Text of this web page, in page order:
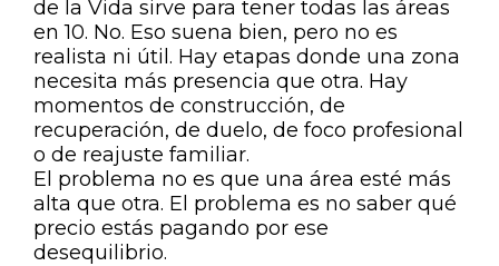
de la Vida sirve para tener todas las áreas
en 10. No. Eso suena bien, pero no es
realista ni útil. Hay etapas donde una zona
necesita más presencia que otra. Hay
momentos de construcción, de
recuperación, de duelo, de foco profesional
o de reajuste familiar.
El problema no es que una área esté más
alta que otra. El problema es no saber qué
precio estás pagando por ese
desequilibrio.